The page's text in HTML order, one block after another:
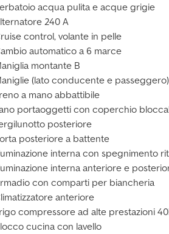
acqua pulita e acque grigie
240 A
control, volante in pelle
automatico a 6 marce
montante B
(lato conducente e passeggero)
a mano abbattibile
portaoggetti con coperchio
posteriore
posteriore a battente
interna con spegnimento
interna anteriore e
con comparti per biancheria
anteriore
compressore ad alte prestazioni
cucina con lavello